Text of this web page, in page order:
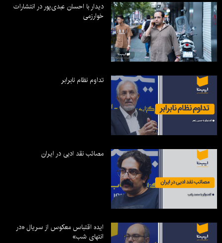
دیدار با احسان عبدی‌پور در انتشارات
خوارزمی
تداوم نظام نابرابر
مصائب نقد ادبی در ایران
ایده اقتباس معکوس از سریال «در
انتهای شب»